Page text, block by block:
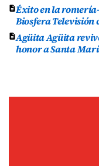
Éxito en la
Biosfera Televisión
Agüita Agüita
honor a Santa